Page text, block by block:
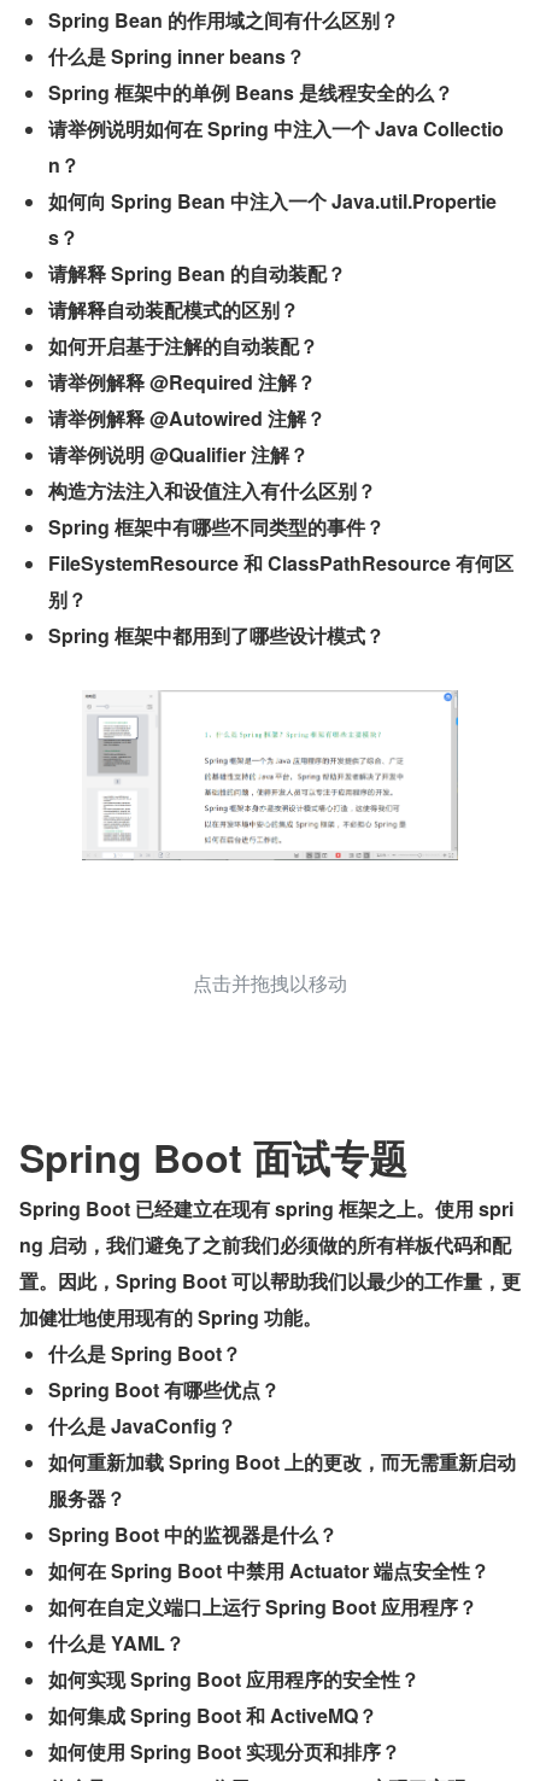
Spring Bean 的作用域之间有什么区别？
什么是 Spring inner beans？
Spring 框架中的单例 Beans 是线程安全的么？
请举例说明如何在 Spring 中注入一个 Java Collectio
n？
如何向 Spring Bean 中注入一个 Java.util.Propertie
s？
请解释 Spring Bean 的自动装配？
请解释自动装配模式的区别？
如何开启基于注解的自动装配？
请举例解释 @Required 注解？
请举例解释 @Autowired 注解？
请举例说明 @Qualifier 注解？
构造方法注入和设值注入有什么区别？
Spring 框架中有哪些不同类型的事件？
FileSystemResource 和 ClassPathResource 有何区
别？
Spring 框架中都用到了哪些设计模式？
点击并拖拽以移动
Spring Boot 面试专题
Spring Boot 已经建立在现有 spring 框架之上。使用 spri
ng 启动，我们避免了之前我们必须做的所有样板代码和配
置。因此，Spring Boot 可以帮助我们以最少的工作量，更
加健壮地使用现有的 Spring 功能。
什么是 Spring Boot？
Spring Boot 有哪些优点？
什么是 JavaConfig？
如何重新加载 Spring Boot 上的更改，而无需重新启动
服务器？
Spring Boot 中的监视器是什么？
如何在 Spring Boot 中禁用 Actuator 端点安全性？
如何在自定义端口上运行 Spring Boot 应用程序？
什么是 YAML？
如何实现 Spring Boot 应用程序的安全性？
如何集成 Spring Boot 和 ActiveMQ？
如何使用 Spring Boot 实现分页和排序？